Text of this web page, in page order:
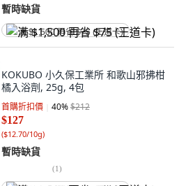
暫時缺貨
满 $1,500 再省 $75 (王道卡)
KOKUBO 小久保工業所 和歌山邪拂柑
橘入浴劑, 25g, 4包
首購折扣價 40%$212
$127
($12.70/10g)
暫時缺貨
(1)